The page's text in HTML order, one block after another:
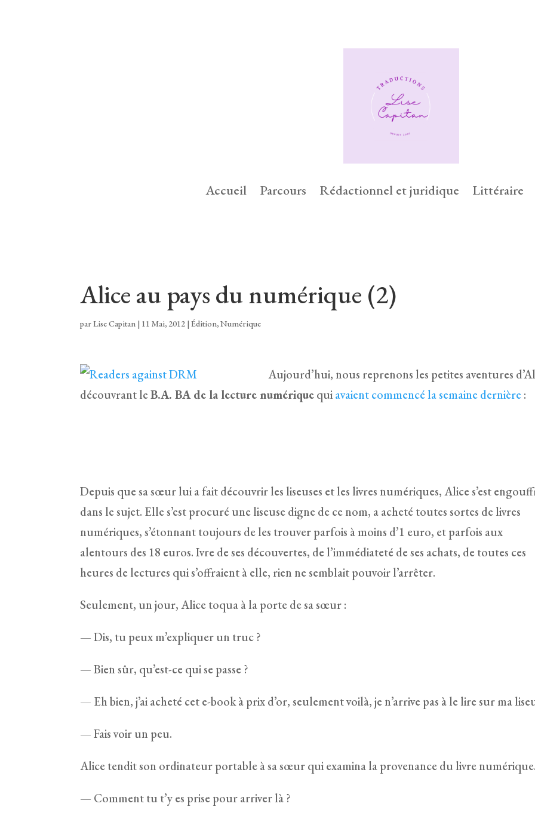
Accueil Parcours Rédactionnel et juridique Littéraire
Alice au pays du numérique (2)
parLise Capitan | 11 Mai, 2012 |Édition,Numérique
Aujourd’hui, nous reprenons les petites aventures
découvrant leB.A. BA de la lecture numériquequiavaient commencé la semaine dernière:
Depuis que sa sœur lui a fait découvrir les liseuses et les livres numériques, Alice s’est
dans le sujet. Elle s’est procuré une liseuse digne de ce nom, a acheté toutes sortes de livres
numériques, s’étonnant toujours de les trouver parfois à moins d’1 euro, et parfois aux
alentours des 18 euros. Ivre de ses découvertes, de l’immédiateté de ses achats, de toutes ces
heures de lectures qui s’offraient à elle, rien ne semblait pouvoir l’arrêter.
Seulement, un jour, Alice toqua à la porte de sa sœur :
— Dis, tu peux m’expliquer un truc ?
— Bien sûr, qu’est-ce qui se passe ?
— Eh bien, j’ai acheté cet e-book à prix d’or, seulement voilà, je n’arrive pas à le lire sur ma
— Fais voir un peu.
Alice tendit son ordinateur portable à sa sœur qui examina la provenance du livre
— Comment tu t’y es prise pour arriver là ?